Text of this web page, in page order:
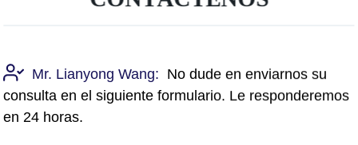
Mr. Lianyong Wang: No dude en enviarnos su
consulta en el siguiente formulario. Le responderemos
en 24 horas.